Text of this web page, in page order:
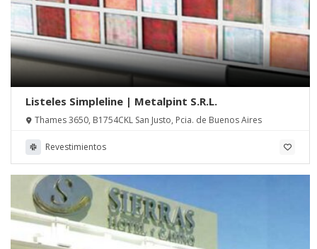
Listeles Simpleline | Metalpint S.R.L.
Thames 3650, B1754CKL San Justo, Pcia. de Buenos Aires
Revestimientos